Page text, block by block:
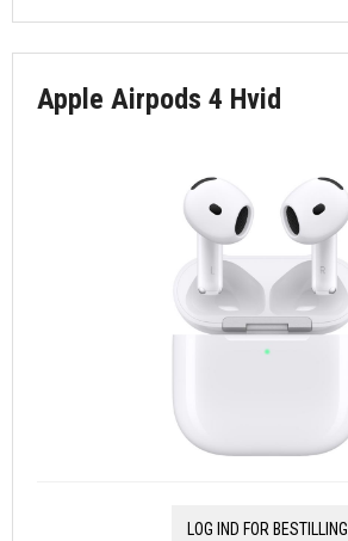
Apple Airpods 4 Hvid
LOG IND FOR BESTILLING